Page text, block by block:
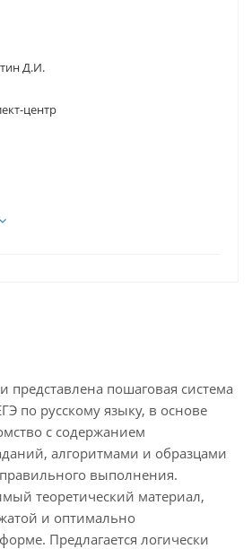
Д.И.
центр
представлена пошаговая система
по русскому языку, в основе
с содержанием
алгоритмами и образцами
выполнения.
теоретический материал,
и оптимально
Предлагается логически